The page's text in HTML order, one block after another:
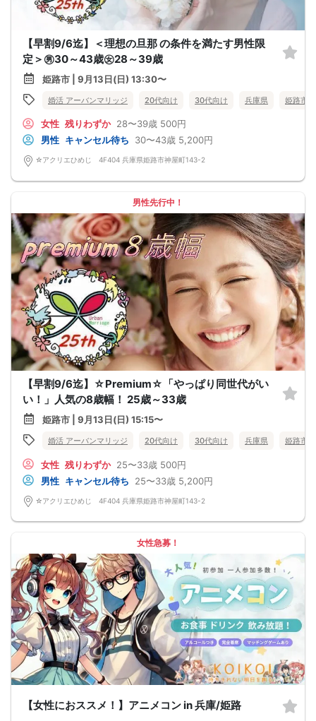
【早割9/6迄】＜理想の旦那 の条件を満たす男性限
定＞㊚30～43歳㊛28～39歳
姫路市 | 9月13日(日) 13:30〜
婚活 アーバンマリッジ 20代向け 30代向け 兵庫県 姫路市
女性 残りわずか 28〜39歳 500円
男性 キャンセル待ち 30〜43歳 5,200円
☆アクリエひめじ 4F404 兵庫県姫路市神屋町143-2
男性先行中！
【早割9/6迄】☆Premium☆「やっぱり同世代がい
い！」人気の8歳幅！ 25歳～33歳
姫路市 | 9月13日(日) 15:15〜
婚活 アーバンマリッジ 20代向け 30代向け 兵庫県 姫路市
女性 残りわずか 25〜33歳 500円
男性 キャンセル待ち 25〜33歳 5,200円
☆アクリエひめじ 4F404 兵庫県姫路市神屋町143-2
女性急募！
【女性におススメ！】アニメコン in 兵庫/姫路